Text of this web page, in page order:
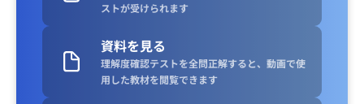
ストが受けられます
資料を見る
理解度確認テストを全問正解すると、動画で使
用した教材を閲覧できます